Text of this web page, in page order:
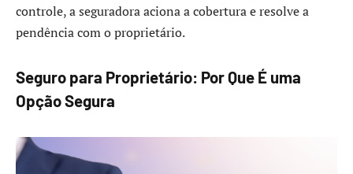
controle, a seguradora aciona a cobertura e resolve a
pendência com o proprietário.
Seguro para Proprietário: Por Que É uma
Opção Segura